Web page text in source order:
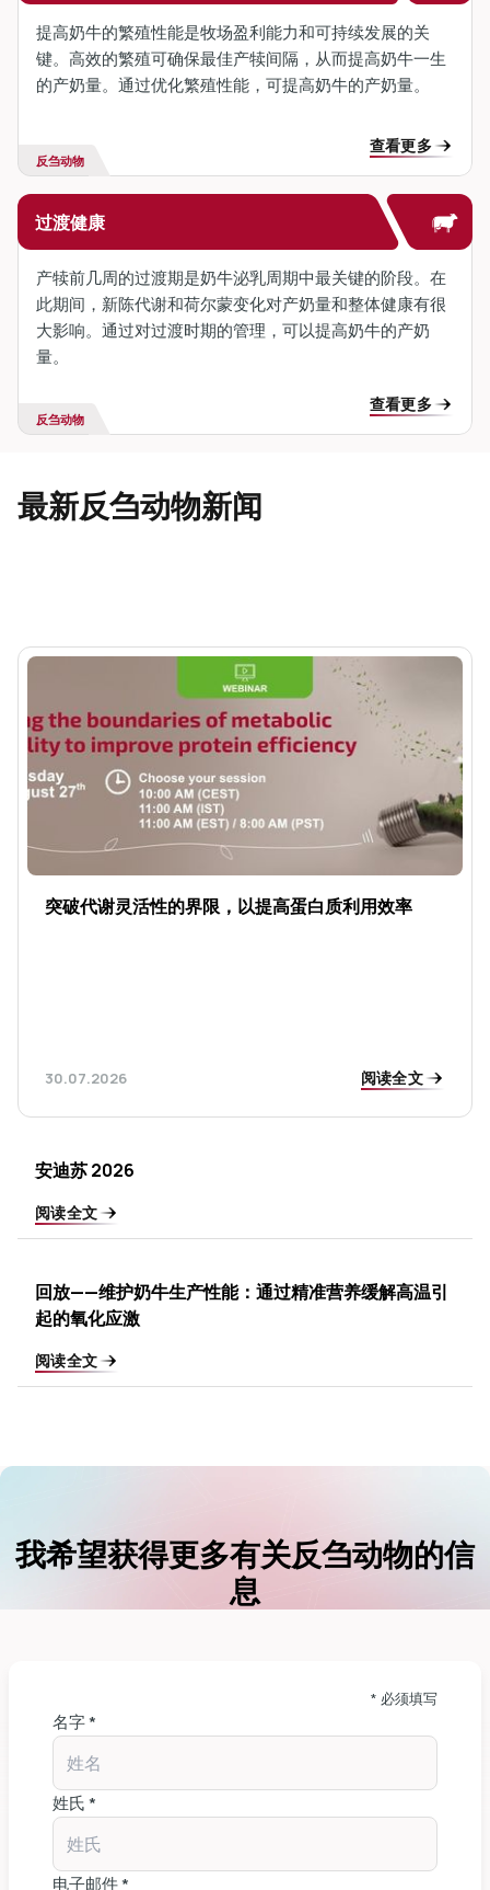
提高奶牛的繁殖性能是牧场盈利能力和可持续发展的关
键。高效的繁殖可确保最佳产犊间隔，从而提高奶牛一生
的产奶量。通过优化繁殖性能，可提高奶牛的产奶量。
查看更多
反刍动物
过渡健康
产犊前几周的过渡期是奶牛泌乳周期中最关键的阶段。在
此期间，新陈代谢和荷尔蒙变化对产奶量和整体健康有很
大影响。通过对过渡时期的管理，可以提高奶牛的产奶
量。
查看更多
反刍动物
最新反刍动物新闻
突破代谢灵活性的界限，以提高蛋白质利用效率
30.07.2026 阅读全文
安迪苏 2026
阅读全文
回放——维护奶牛生产性能：通过精准营养缓解高温引
起的氧化应激
阅读全文
我希望获得更多有关反刍动物的信
息
* 必须填写
名字 *
姓氏 *
电子邮件 *